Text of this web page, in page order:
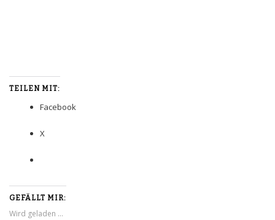
TEILEN MIT:
Facebook
X
GEFÄLLT MIR:
Wird geladen …